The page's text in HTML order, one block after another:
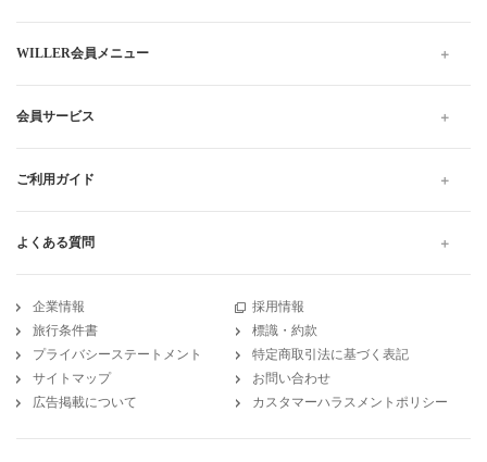
WILLER会員メニュー
会員サービス
ご利用ガイド
よくある質問
企業情報
採用情報
旅行条件書
標識・約款
プライバシーステートメント
特定商取引法に基づく表記
サイトマップ
お問い合わせ
広告掲載について
カスタマーハラスメントポリシー